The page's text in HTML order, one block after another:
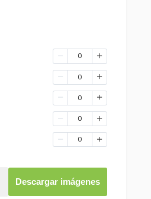
0
0
0
0
0
Descargar imágenes